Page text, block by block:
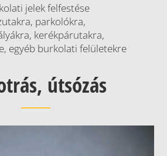
jelek felfestése
parkolókra,
kerékpárutakra,
egyéb burkolati felületekre
útsózás